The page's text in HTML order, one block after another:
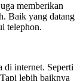
memberikan
Baik yang datang
telephon.
di internet. Seperti
lebih baiknya